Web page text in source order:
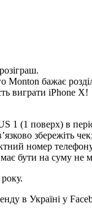
Monton бажає
виграти iPhone X!
(1 поверх) в
збережіть чек;
номер
має бути на суму
в Україні у